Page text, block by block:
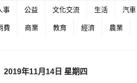
事 公益 文化交流 生活 汽車
費 商業 教育 經濟 農業
2019年11月14日 星期四